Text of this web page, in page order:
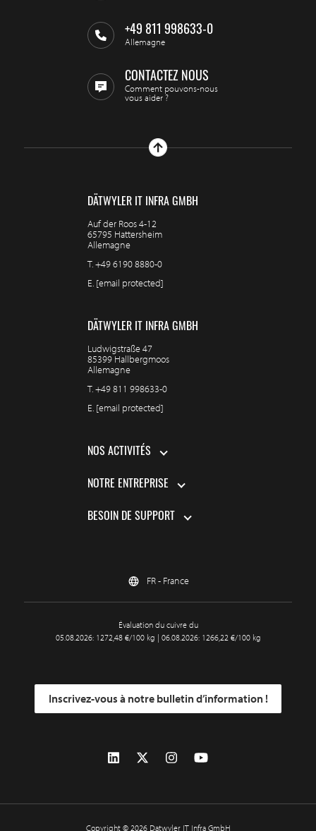
+49 811 998633-0
Allemagne
CONTACTEZ NOUS
Comment pouvons-nous
vous aider ?
DÄTWYLER IT INFRA GMBH
Auf der Roos 4-12
65795 Hattersheim
Allemagne
T.+49 6190 8880-0
E. [email protected]
DÄTWYLER IT INFRA GMBH
Ludwigstraße 47
85399 Hallbergmoos
Allemagne
T.+49 811 998633-0
E. [email protected]
NOS ACTIVITÉS
NOTRE ENTREPRISE
BESOIN DE SUPPORT
FR - France
Évaluation du cuivre du
05.08.2026: 1272,48 €/100 kg | 06.08.2026: 1266,22 €/100 kg
Inscrivez-vous à notre bulletin d’information !
Copyright © 2026 Datwyler IT Infra GmbH